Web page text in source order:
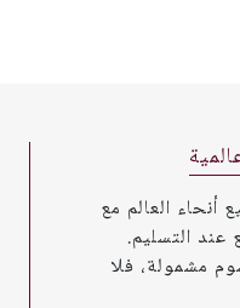
العالم مع
عند التسليم.
مشمولة، فلا